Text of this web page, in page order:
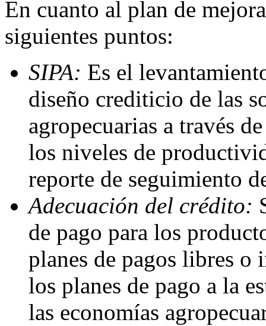
En cuanto al plan de
siguientes puntos:
SIPA: Es el
diseño crediticio de las
agropecuarias a través
los niveles de
reporte de seguimiento
Adecuación del crédito:
de pago para los
planes de pagos libres o
los planes de pago a la
las economías